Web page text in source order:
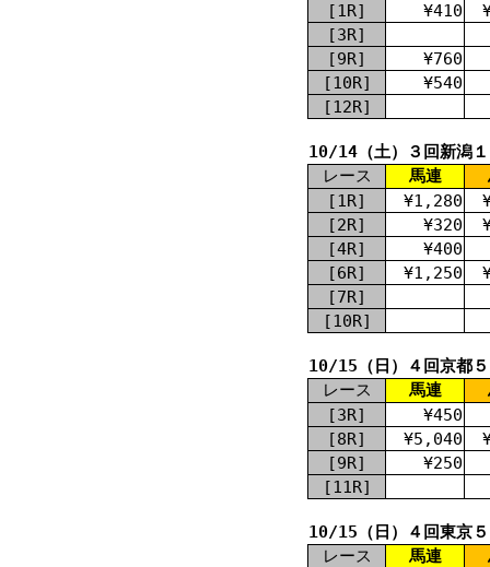
[1R]
¥410
[3R]
[9R]
¥760
[10R]
¥540
[12R]
10/14（土）３回新潟
レース
馬連
[1R]
¥1,280
[2R]
¥320
[4R]
¥400
[6R]
¥1,250
[7R]
[10R]
10/15（日）４回京都
レース
馬連
[3R]
¥450
[8R]
¥5,040
[9R]
¥250
[11R]
10/15（日）４回東京
レース
馬連